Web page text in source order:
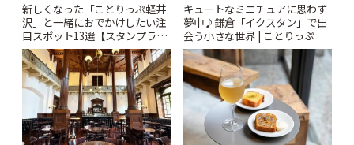
新しくなった「ことりっぷ軽井
沢」と一緒におでかけしたい注
目スポット13選【スタンプラリ
ー開催中】 | ことりっぷ
キュートなミニチュアに思わず
夢中♪鎌倉「イクスタン」で出
会う小さな世界 | ことりっぷ